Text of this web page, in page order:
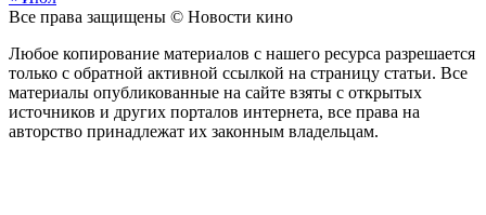
Все права защищены © Новости кино
Любое копирование материалов с нашего ресурса разрешается
только с обратной активной ссылкой на страницу статьи. Все
материалы опубликованные на сайте взяты с открытых
источников и других порталов интернета, все права на
авторство принадлежат их законным владельцам.